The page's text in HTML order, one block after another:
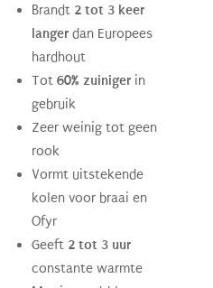
Brandt 2 tot 3 keer
langer dan Europees
hardhout
Tot60% zuiniger in
gebruik
Zeer weinig tot geen
rook
Vormt uitstekende
kolen voor braai en
Ofyr
Geeft 2 tot 3 uur
constante warmte